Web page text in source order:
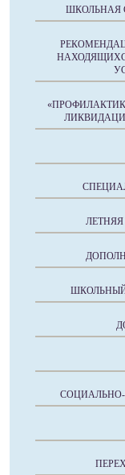
ШКОЛЬНАЯ